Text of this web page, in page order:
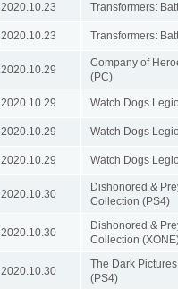
2020.10.23 Transformers:
2020.10.23 Transformers:
2020.10.29
Company of
(PC)
2020.10.29 Watch Dogs
2020.10.29 Watch Dogs
2020.10.29 Watch Dogs
2020.10.30
Dishonored &
Collection (PS4)
2020.10.30
Dishonored &
Collection
2020.10.30
The Dark
(PS4)